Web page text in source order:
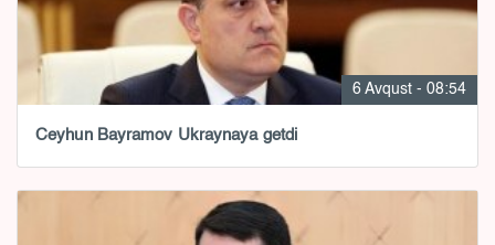
6 Avqust - 08:54
Ceyhun Bayramov Ukraynaya getdi